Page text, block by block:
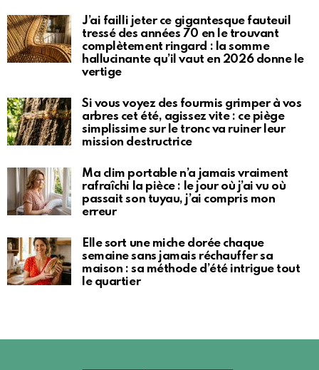
J’ai failli jeter ce gigantesque fauteuil
tressé des années 70 en le trouvant
complètement ringard : la somme
hallucinante qu’il vaut en 2026 donne le
vertige
Si vous voyez des fourmis grimper à vos
arbres cet été, agissez vite : ce piège
simplissime sur le tronc va ruiner leur
mission destructrice
Ma clim portable n’a jamais vraiment
rafraîchi la pièce : le jour où j’ai vu où
passait son tuyau, j’ai compris mon
erreur
Elle sort une miche dorée chaque
semaine sans jamais réchauffer sa
maison : sa méthode d’été intrigue tout
le quartier